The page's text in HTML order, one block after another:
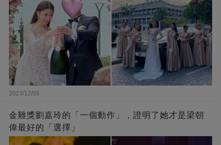
2023/12/09
金雞獎劉嘉玲的「一個動作」，證明了她才是梁朝
偉最好的「選擇」